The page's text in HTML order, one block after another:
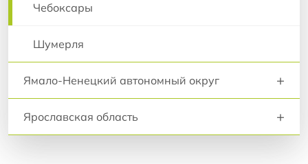
Чебоксары
Шумерля
Ямало-Ненецкий автономный округ +
Ярославская область +